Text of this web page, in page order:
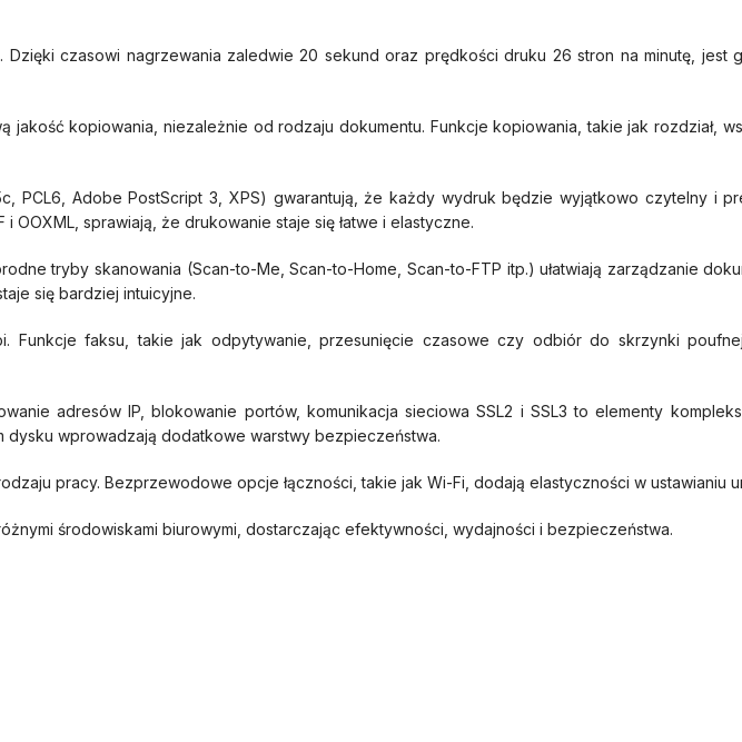
czasowi nagrzewania zaledwie 20 sekund oraz prędkości druku 26 stron na minutę, jest
kopiowania, niezależnie od rodzaju dokumentu. Funkcje kopiowania, takie jak rozdział,
Adobe PostScript 3, XPS) gwarantują, że każdy wydruk będzie wyjątkowo czytelny i
sprawiają, że drukowanie staje się łatwe i elastyczne.
tryby skanowania (Scan-to-Me, Scan-to-Home, Scan-to-FTP itp.) ułatwiają zarządzanie
się bardziej intuicyjne.
faksu, takie jak odpytywanie, przesunięcie czasowe czy odbiór do skrzynki
adresów IP, blokowanie portów, komunikacja sieciowa SSL2 i SSL3 to elementy
wprowadzają dodatkowe warstwy bezpieczeństwa.
pracy. Bezprzewodowe opcje łączności, takie jak Wi-Fi, dodają elastyczności w ustawianiu
środowiskami biurowymi, dostarczając efektywności, wydajności i bezpieczeństwa.